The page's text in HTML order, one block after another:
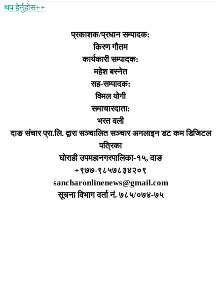
थप हेर्नुहोस‌++
प्रकाशक/प्रधान सम्पादक:
किरण गौतम
कार्यकारी सम्पादक:
महेश बस्नेत
सह-सम्पादक:
विमल योगी
समाचारदाता:
भरत वली
दाङ संचार प्रा.लि. द्वारा सञ्चालित सञ्चार अनलाइन डट कम डिजिटल
पत्रिका
घोराही उपमहानगरपालिका-१५, दाङ
+९७७-९८५७८३४२०९
sancharonlinenews@gmail.com
सूचना विभाग दर्ता न‌ं. ७८५/०७४-७५